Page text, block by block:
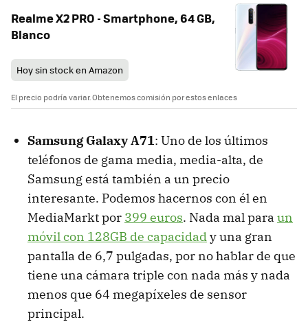
Realme X2 PRO - Smartphone, 64 GB,
Blanco
Hoy sin stock en Amazon
El precio podría variar. Obtenemos comisión por estos enlaces
Samsung Galaxy A71: Uno de los últimos
teléfonos de gama media, media-alta, de
Samsung está también a un precio
interesante. Podemos hacernos con él en
MediaMarkt por 399 euros. Nada mal para un
móvil con 128GB de capacidady una gran
pantalla de 6,7 pulgadas, por no hablar de que
tiene una cámara triple con nada más y nada
menos que 64 megapíxeles de sensor
principal.